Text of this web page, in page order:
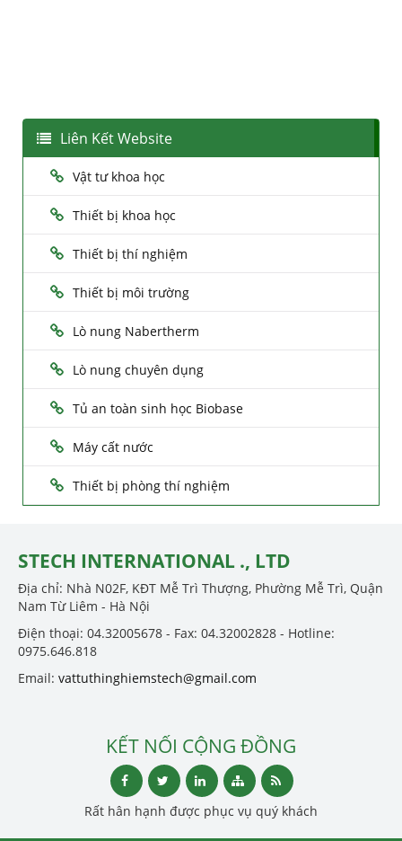
Liên Kết Website
Vật tư khoa học
Thiết bị khoa học
Thiết bị thí nghiệm
Thiết bị môi trường
Lò nung Nabertherm
Lò nung chuyên dụng
Tủ an toàn sinh học Biobase
Máy cất nước
Thiết bị phòng thí nghiệm
STECH INTERNATIONAL ., LTD
Địa chỉ: Nhà N02F, KĐT Mễ Trì Thượng, Phường Mễ Trì, Quận
Nam Từ Liêm - Hà Nội
Điện thoại: 04.32005678 - Fax: 04.32002828 - Hotline:
0975.646.818
Email: vattuthinghiemstech@gmail.com
KẾT NỐI CỘNG ĐỒNG
Rất hân hạnh được phục vụ quý khách